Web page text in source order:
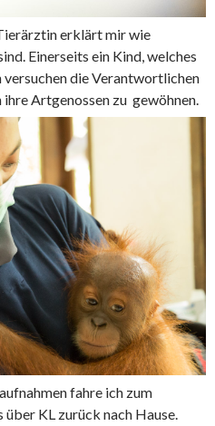
erklärt mir wie
Einerseits ein Kind, welches
versuchen die Verantwortlichen
Artgenossen zu gewöhnen.
fahre ich zum
über KL zurück nach Hause.